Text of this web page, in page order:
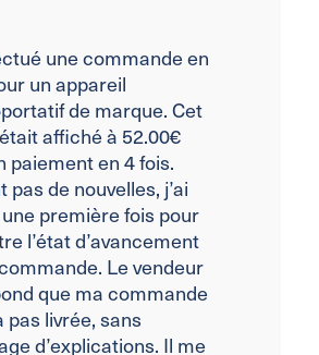
une commande en
un appareil
de marque. Cet
affiché à 52.00€
paiement en 4 fois.
pas de nouvelles, j’ai
première fois pour
l’état d’avancement
Le vendeur
que ma commande
pas livrée, sans
d’explications. Il me